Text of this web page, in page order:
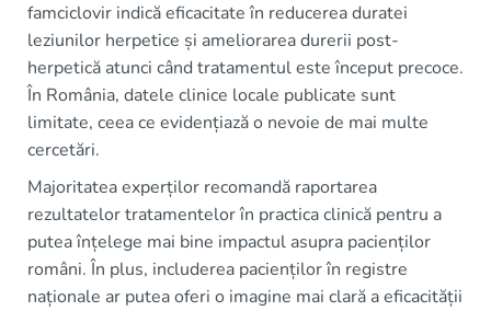
famciclovir indică eficacitate în reducerea duratei
leziunilor herpetice și ameliorarea durerii post-
herpetică atunci când tratamentul este început precoce.
În România, datele clinice locale publicate sunt
limitate, ceea ce evidențiază o nevoie de mai multe
cercetări.
Majoritatea experților recomandă raportarea
rezultatelor tratamentelor în practica clinică pentru a
putea înțelege mai bine impactul asupra pacienților
români. În plus, includerea pacienților în registre
naționale ar putea oferi o imagine mai clară a eficacității